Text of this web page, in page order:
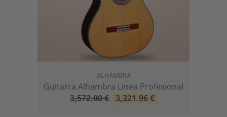
ALHAMBRA
Guitarra Alhambra Linea Profesional
3,572.00€ 3,321.96€